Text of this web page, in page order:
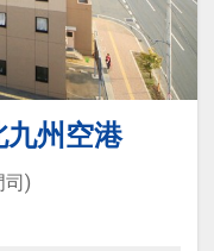
州空港
司)